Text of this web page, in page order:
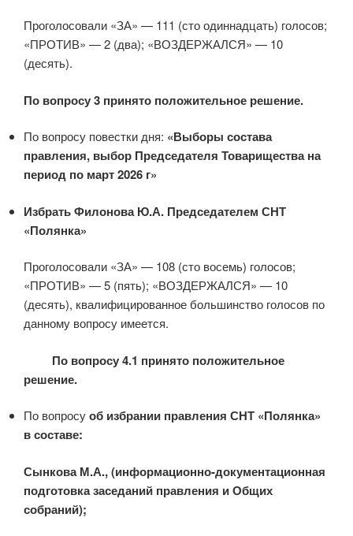
Проголосовали «ЗА» — 111 (сто одиннадцать) голосов;
«ПРОТИВ» — 2 (два); «ВОЗДЕРЖАЛСЯ» — 10
(десять).
По вопросу 3 принято положительное решение.
По вопросу повестки дня: «Выборы состава
правления, выбор Председателя Товарищества на
период по март 2026 г»
Избрать Филонова Ю.А. Председателем СНТ
«Полянка»
Проголосовали «ЗА» — 108 (сто восемь) голосов;
«ПРОТИВ» — 5 (пять); «ВОЗДЕРЖАЛСЯ» — 10
(десять), квалифицированное большинство голосов по
данному вопросу имеется.
По вопросу 4.1 принято положительное
решение.
По вопросуоб избрании правления СНТ «Полянка»
в составе:
Сынкова М.А., (информационно-документационная
подготовка заседаний правления и Общих
собраний);